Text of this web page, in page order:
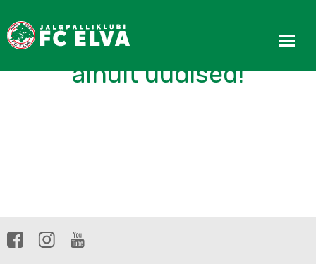
FC Elva kodulehel hetkel
ainult uudised!